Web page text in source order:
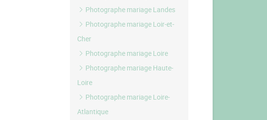
Photographe mariage Landes
Photographe mariage Loir-et-
Cher
Photographe mariage Loire
Photographe mariage Haute-
Loire
Photographe mariage Loire-
Atlantique